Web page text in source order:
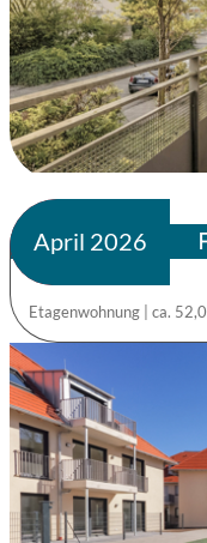
verkauft
April 2026
Etagenwohnung |ca.